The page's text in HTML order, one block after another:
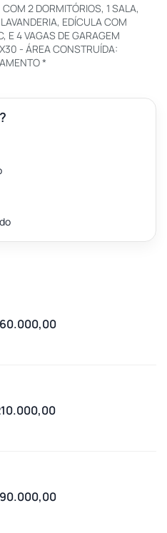
2 DORMITÓRIOS, 1 SALA,
EDÍCULA COM
E 4 VAGAS DE GARAGEM
- ÁREA CONSTRUÍDA:
*